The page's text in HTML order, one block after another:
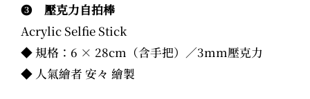
❸
壓克力自拍棒
Acrylic Selfie Stick
◆ 規格：6 × 28cm（含手把）／3mm壓克力
◆ 人氣繪者 安々 繪製